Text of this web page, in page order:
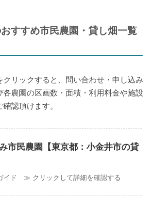
すすめ市民農園・貸し畑一覧
クリックすると、問い合わせ・申し込み
各農園の区画数・面積・利用料金や施設
認頂けます。
市民農園【東京都：小金井市の貸
イド ≫ クリックして詳細を確認する